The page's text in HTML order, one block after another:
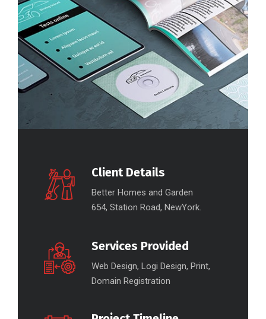
Client Details
Better Homes and Garden
654, Station Road, NewYork.
Services Provided
Web Design, Logi Design, Print,
Domain Registration